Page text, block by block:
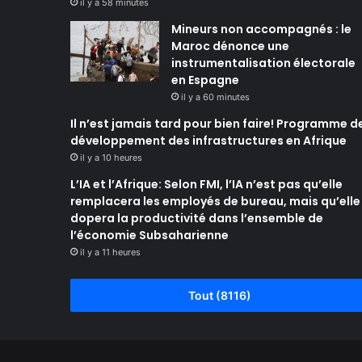
il y a 58 minutes
Mineurs non accompagnés : le
Maroc dénonce une
instrumentalisation électorale
en Espagne
il y a 60 minutes
Il n’est jamais tard pour bien faire! Programme
développement des infrastructures en Afrique
il y a 10 heures
L’IA et l’Afrique: Selon FMI, l’IA n’est pas qu’elle
remplacera les employés de bureau, mais qu’elle
dopera la productivité dans l’ensemble de
l’économie Subsaharienne
il y a 11 heures
Tout (8116)